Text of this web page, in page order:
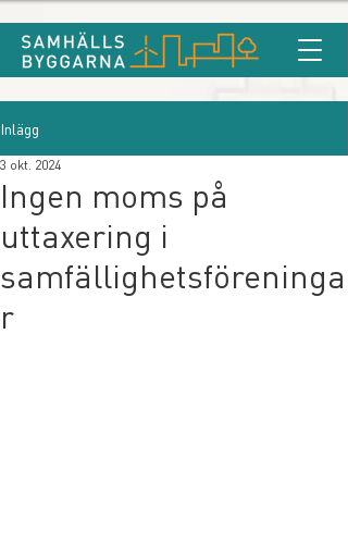
Inlägg
Ingen moms på
uttaxering i
samfällighetsföreninga
r
3 okt. 2024